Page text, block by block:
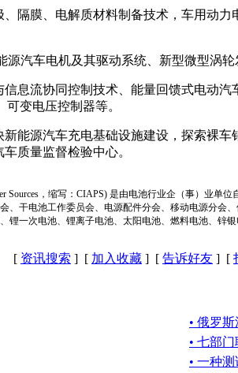
隔膜、电解质材料制备技术，车用动
汽车电机及其驱动系统、新型微型涡
息流协同控制技术、能量回馈式电动
变电压控制器等。
能源汽车充电基础设施建设，探索裸
质量监督检验中心。
Sources，缩写：CIAPS) 是由电池行业企（事）业
干电池工作委员会、电源配件分会、移动电源分会
锂一次电池、锂离子电池、太阳电池、燃料电池、
[ 资讯搜索 ] [ 加入收藏 ] [ 告诉好友 ] [
• 俄罗
• 七部
• 一种